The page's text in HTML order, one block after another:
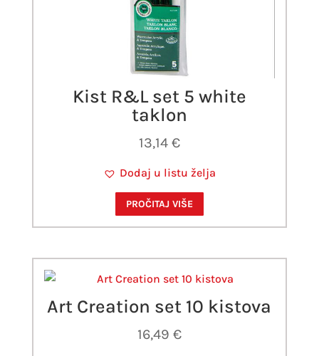
Kist R&L set 5 white
taklon
13,14 €
Dodaj u listu želja
PROČITAJ VIŠE
Art Creation set 10 kistova
16,49 €